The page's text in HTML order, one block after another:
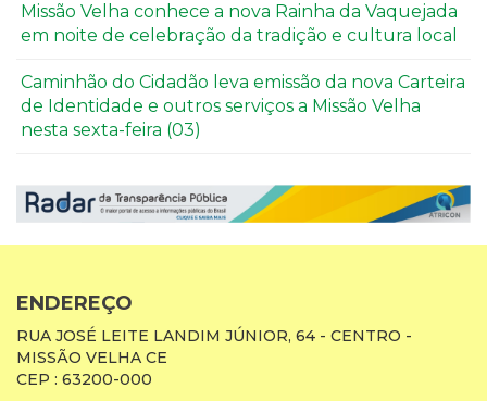
Missão Velha conhece a nova Rainha da Vaquejada
em noite de celebração da tradição e cultura local
Caminhão do Cidadão leva emissão da nova Carteira
de Identidade e outros serviços a Missão Velha
nesta sexta-feira (03)
ENDEREÇO
RUA JOSÉ LEITE LANDIM JÚNIOR, 64 - CENTRO -
MISSÃO VELHA CE
CEP : 63200-000